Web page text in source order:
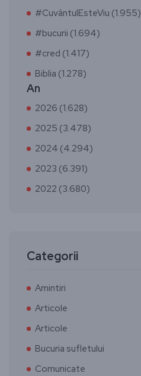
#CuvântulEsteViu (1.955)
#bucurii (1.694)
#cred (1.417)
Biblia (1.278)
An
2026 (1.628)
2025 (3.478)
2024 (4.294)
2023 (6.391)
2022 (3.680)
Categorii
Amintiri
Articole
Articole
Bucuria sufletului
Comunicate